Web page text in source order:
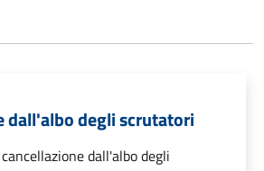
dall'albo degli scrutatori
dall'albo degli